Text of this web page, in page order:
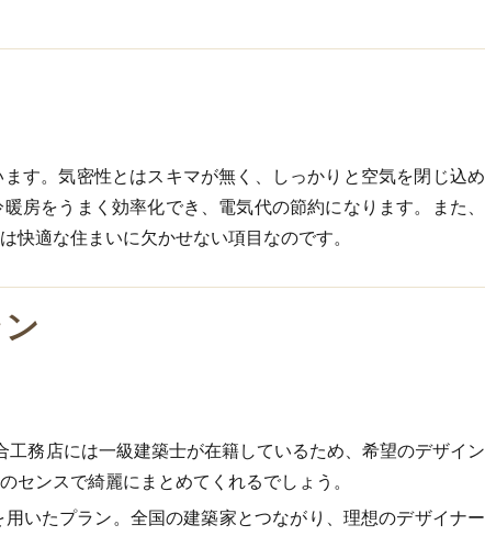
す。気密性とはスキマが無く、しっかりと空気を閉じ込め
房をうまく効率化でき、電気代の節約になります。また、
快適な住まいに欠かせない項目なのです。
務店には一級建築士が在籍しているため、希望のデザイン
センスで綺麗にまとめてくれるでしょう。
いたプラン。全国の建築家とつながり、理想のデザイナー